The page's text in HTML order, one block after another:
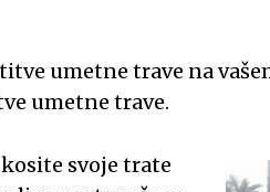
umetne trave na
umetne trave.
svoje trate